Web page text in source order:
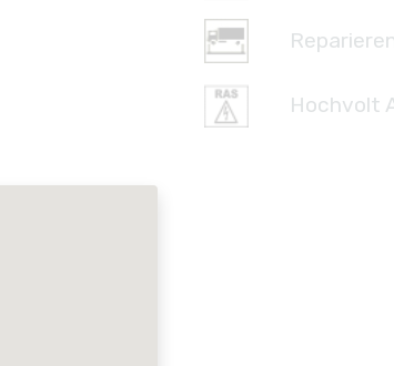
Hochvolt